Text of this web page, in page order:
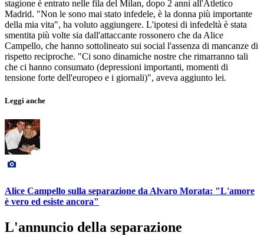
stagione è entrato nelle fila del Milan, dopo 2 anni all'Atletico
Madrid. "Non le sono mai stato infedele, è la donna più importante
della mia vita", ha voluto aggiungere. L'ipotesi di infedeltà è stata
smentita più volte sia dall'attaccante rossonero che da Alice
Campello, che hanno sottolineato sui social l'assenza di mancanze di
rispetto reciproche. "Ci sono dinamiche nostre che rimarranno tali
che ci hanno consumato (depressioni importanti, momenti di
tensione forte dell'europeo e i giornali)", aveva aggiunto lei.
Leggi anche
Alice Campello sulla separazione da Alvaro Morata: "L'amore
è vero ed esiste ancora"
L'annuncio della separazione